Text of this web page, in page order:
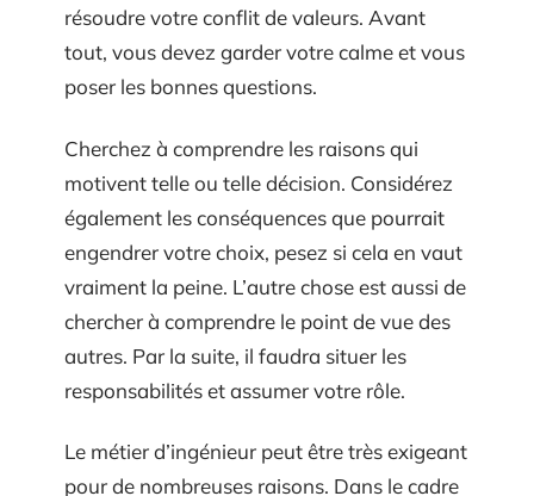
résoudre votre conflit de valeurs. Avant
tout, vous devez garder votre calme et vous
poser les bonnes questions.
Cherchez à comprendre les raisons qui
motivent telle ou telle décision. Considérez
également les conséquences que pourrait
engendrer votre choix, pesez si cela en vaut
vraiment la peine. L’autre chose est aussi de
chercher à comprendre le point de vue des
autres. Par la suite, il faudra situer les
responsabilités et assumer votre rôle.
Le métier d’ingénieur peut être très exigeant
pour de nombreuses raisons. Dans le cadre